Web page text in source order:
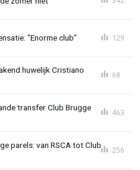
"Enorme club" 129
huwelijk Cristiano
68
transfer Club Brugge
463
parels: van RSCA tot Club
256